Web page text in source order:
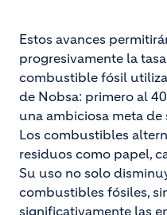
Estos avances
progresivamente la
combustible fósil
de Nobsa: primero al
una ambiciosa meta de
Los combustibles
residuos como papel,
Su uso no solo
combustibles fósiles,
significativamente las